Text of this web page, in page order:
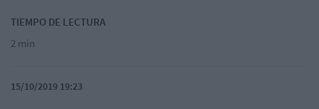
TIEMPO DE LECTURA
2 min
15/10/2019 19:23